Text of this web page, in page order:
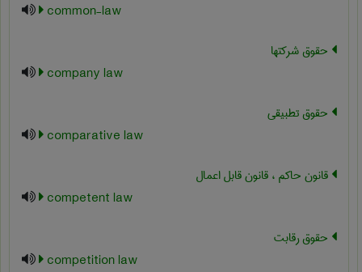
common-law
حقوق شرکتها
company law
حقوق تطبیقی
comparative law
قانون حاکم ، قانون قابل اعمال
competent law
حقوق رقابت
competition law